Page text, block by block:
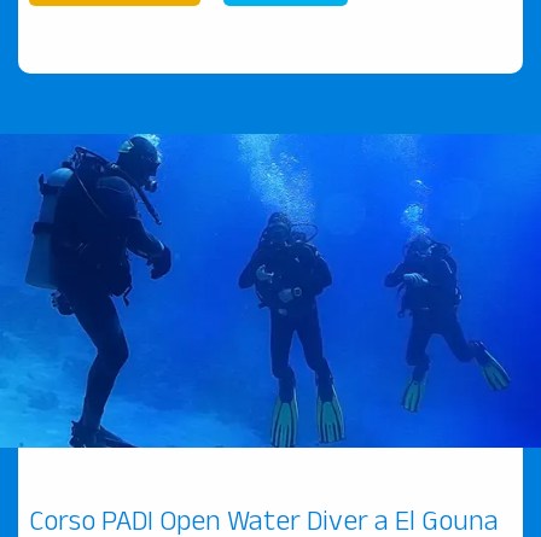
Corso PADI Open Water Diver a El Gouna